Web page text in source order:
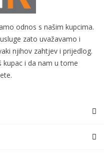
odnos s našim kupcima.
zato uvažavamo i
njihov zahtjev i prijedlog.
kupac i da nam u tome